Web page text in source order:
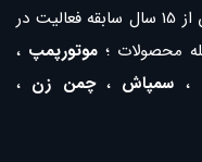
و بروز و همچنین ارائه بهترین ها با بیش از 15 سال سابقه فعالیت در
محصولات ؛ موتورپمپ ،
، سمپاش ،چمن زن ،